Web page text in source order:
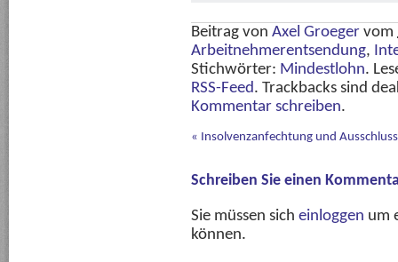
Beitrag von Axel Groeger vom
Arbeitnehmerentsendung,
Stichwörter: Mindestlohn.
RSS-Feed. Trackbacks sind
Kommentar schreiben.
« Insolvenzanfechtung und
Schreiben Sie einen
Sie müssen sich einloggen um
können.